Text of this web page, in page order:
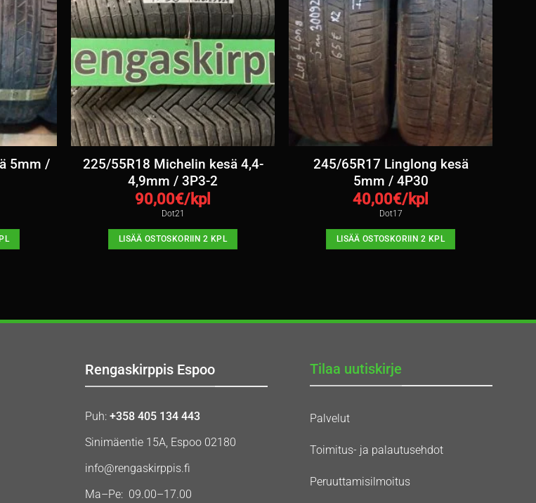
5mm /
225/55R18 Michelin kesä 4,4-
4,9mm / 3P3-2
90,00€/kpl
Dot21
LISÄÄ OSTOSKORIIN 2 KPL
245/65R17 Linglong kesä
5mm / 4P30
40,00€/kpl
Dot17
LISÄÄ OSTOSKORIIN 2 KPL
Rengaskirppis Espoo
Puh: +358 405 134 443
Sinimäentie 15A, Espoo 02180
info@rengaskirppis.fi
Ma–Pe: 09.00–17.00
Tilaa uutiskirje
Palvelut
Toimitus- ja palautusehdot
Peruuttamisilmoitus